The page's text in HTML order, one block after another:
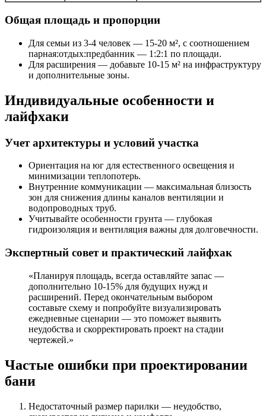
Общая площадь и пропорции
Для семьи из 3-4 человек — 15-20 м², с соотношением
парная:отдых:предбанник — 1:2:1 по площади.
Для расширения — добавьте 10-15 м² на инфраструктуру
и дополнительные зоны.
Индивидуальные особенности и
лайфхаки
Учет архитектуры и условий участка
Ориентация на юг для естественного освещения и
минимизации теплопотерь.
Внутренние коммуникации — максимальная близость
зон для снижения длины каналов вентиляции и
водопроводных труб.
Учитывайте особенности грунта — глубокая
гидроизоляция и вентиляция важны для долговечности.
Экспертный совет и практический лайфхак
«Планируя площадь, всегда оставляйте запас —
дополнительно 10-15% для будущих нужд и
расширений. Перед окончательным выбором
составьте схему и попробуйте визуализировать
ежедневные сценарии — это поможет выявить
неудобства и скорректировать проект на стадии
чертежей.»
Частые ошибки при проектировании
бани
Недостаточный размер парилки — неудобство,